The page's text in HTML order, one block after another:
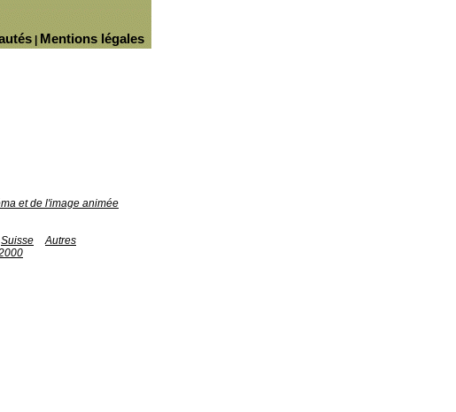
Mentions légales
et de l'image animée
Suisse
Autres